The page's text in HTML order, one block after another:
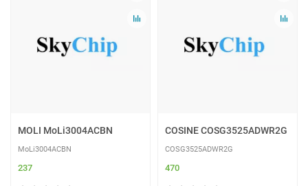
MOLI MoLi3004ACBN
MoLi3004ACBN
237
COSINE COSG3525ADWR2G
COSG3525ADWR2G
470